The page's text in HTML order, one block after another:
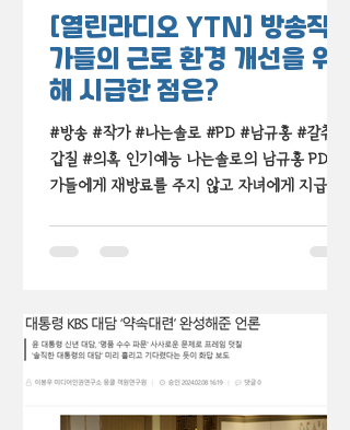
[열린라디오 YTN] 방송작
가들의 근로 환경 개선을 위
해 시급한 점은?
#방송 #작가 #나는솔로 #PD #남규홍 #갈취 #
갑질 #의혹 인기예능 나는솔로의 남규홍 PD 작
가들에게 재방료를 주지 않고 자녀에게 지급했